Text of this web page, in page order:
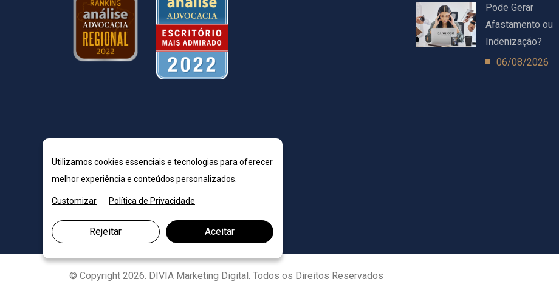
Pode Gerar
Afastamento ou
Indenização?
06/08/2026
© Copyright 2026. DIVIA Marketing Digital. Todos os Direitos Reservados
Utilizamos cookies essenciais e tecnologias para oferecer
melhor experiência e conteúdos personalizados.
Customizar Política de Privacidade
Rejeitar Aceitar